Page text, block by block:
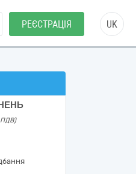
РЕЄСТРАЦІЯ UK
ПДВ)